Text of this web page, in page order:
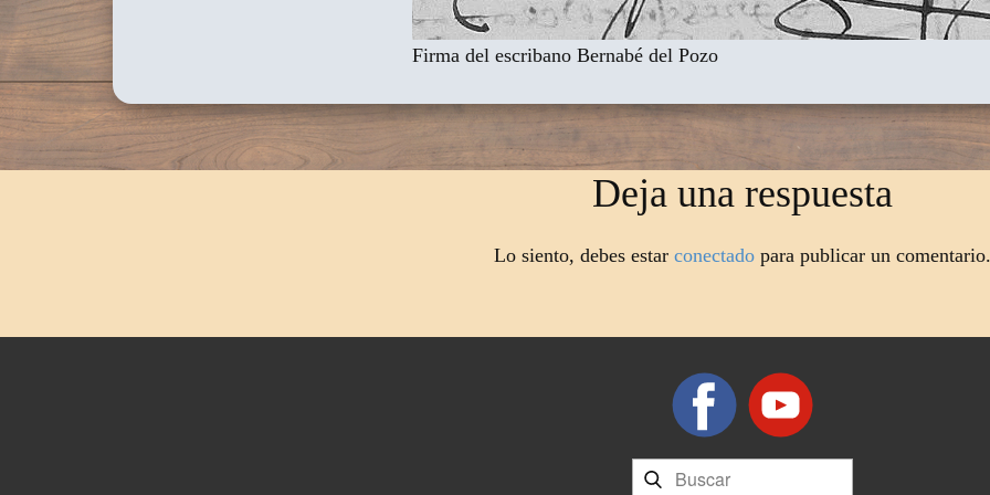
Firma del escribano Bernabé del Pozo
Deja una respuesta
Lo siento, debes estar conectado para publicar un comentario.